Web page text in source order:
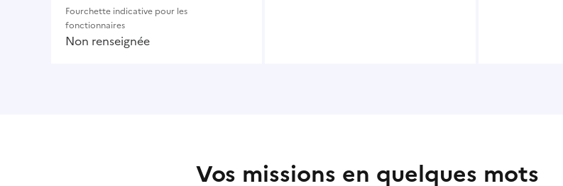
Fourchette indicative pour les
fonctionnaires
Non renseignée
Vos missions en quelques mots